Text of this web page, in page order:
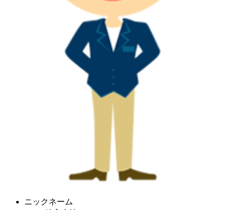
ニックネーム